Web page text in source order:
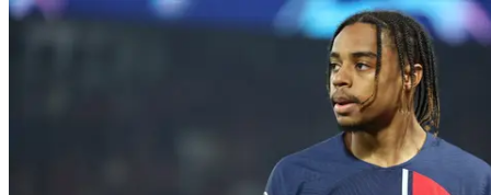
დაიმატებენ. შემდეგი ორი ფეხბურთელი, რომლებიც